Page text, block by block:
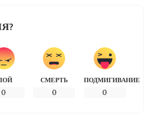
0
СМЕРТЬ
0
ПОДМИГИВАНИЕ
0